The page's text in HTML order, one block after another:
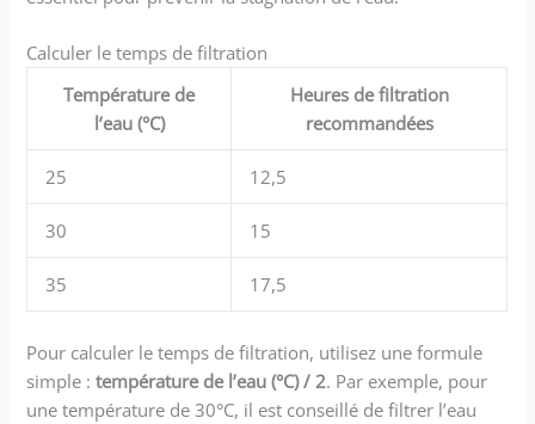
Calculer le temps de filtration
Température de
l’eau (°C)
Heures de filtration
recommandées
25 12,5
30 15
35 17,5
Pour calculer le temps de filtration, utilisez une formule
simple :température de l’eau (°C) / 2. Par exemple, pour
une température de 30°C, il est conseillé de filtrer l’eau